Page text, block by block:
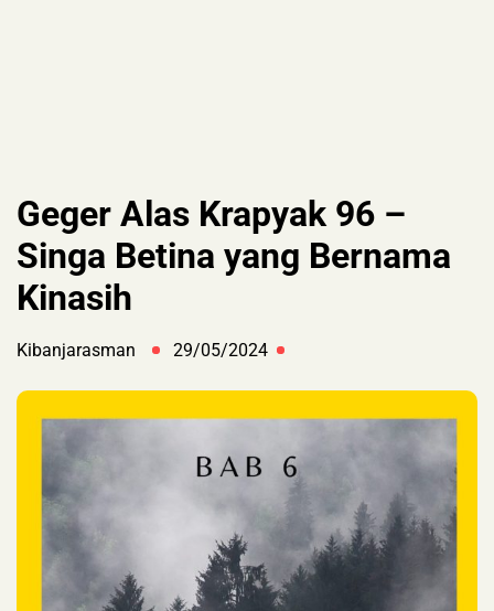
Geger Alas Krapyak 96 –
Singa Betina yang Bernama
Kinasih
Kibanjarasman 29/05/2024